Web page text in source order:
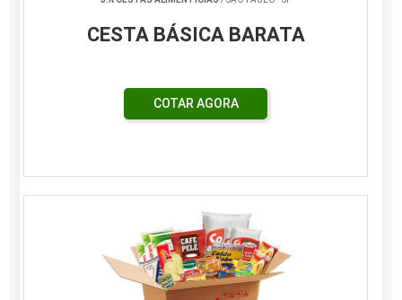
CESTA BÁSICA BARATA
COTAR AGORA